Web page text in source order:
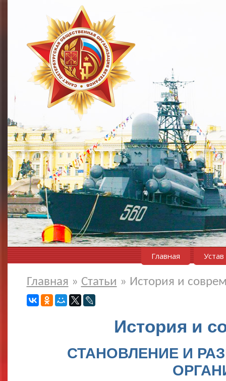
Главная Устав
Главная » Статьи » История и
История и
СТАНОВЛЕНИЕ И